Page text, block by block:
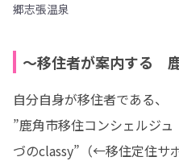
郷志張温泉
～移住者が案内する
自分自身が移住者である、
”鹿角市移住コンシェルジ
づのclassy”（←移住定住サ